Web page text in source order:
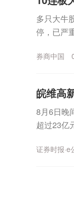
多只大牛
停，已严
券商中国
皖维高
8月6日晚
超过23亿
证券时报·e